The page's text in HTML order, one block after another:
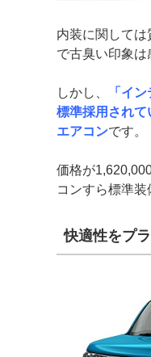
内装に関して
で古臭い印象は
しかし、
「イ
標準採用され
エアコンです。
価格が
コンすら標準装
快適性をプ